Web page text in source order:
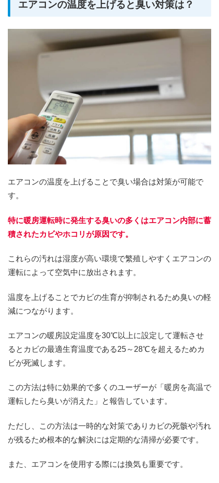
エアコンの温度を上げると臭い対策は？
エアコンの温度を上げることで臭い場合は対策が可能で
す。
特に暖房運転時に発生する臭いの多くはエアコン内部に蓄
積されたカビやホコリが原因です。
これらの汚れは湿度が高い環境で繁殖しやすくエアコンの
運転によって空気中に放出されます。
温度を上げることでカビの生育が抑制されるため臭いの軽
減につながります。
エアコンの暖房設定温度を30℃以上に設定して運転させ
るとカビの最適生育温度である25～28℃を超えるためカ
ビが死滅します。
この方法は特に効果的で多くのユーザーが「暖房を高温で
運転したら臭いが消えた」と報告しています。
ただし、この方法は一時的な対策でありカビの死骸や汚れ
が残るため根本的な解決には定期的な清掃が必要です。
また、エアコンを使用する際には換気も重要です。